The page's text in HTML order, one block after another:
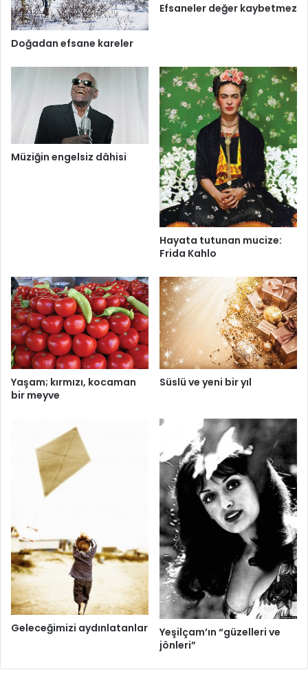
Doğadan efsane kareler
Efsaneler değer kaybetmez
Müziğin engelsiz dâhisi
Hayata tutunan mucize:
Frida Kahlo
Yaşam; kırmızı, kocaman
bir meyve
Süslü ve yeni bir yıl
Geleceğimizi aydınlatanlar
Yeşilçam’ın “güzelleri ve
jönleri”